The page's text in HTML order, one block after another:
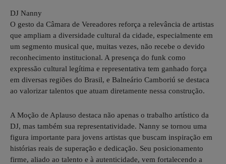
DJ Nanny
O gesto da Câmara de Vereadores reforça a relevância de artistas
que ampliam a diversidade cultural da cidade, especialmente em
um segmento musical que, muitas vezes, não recebe o devido
reconhecimento institucional. A presença do funk como
expressão cultural legítima e representativa tem ganhado força
em diversas regiões do Brasil, e Balneário Camboriú se destaca
ao valorizar talentos que atuam diretamente nessa construção.
A Moção de Aplauso destaca não apenas o trabalho artístico da
DJ, mas também sua representatividade. Nanny se tornou uma
figura importante para jovens artistas que buscam inspiração em
histórias reais de superação e dedicação. Seu posicionamento
firme, aliado ao talento e à autenticidade, vem fortalecendo a